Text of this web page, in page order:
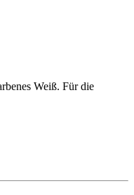
Weiß. Für die